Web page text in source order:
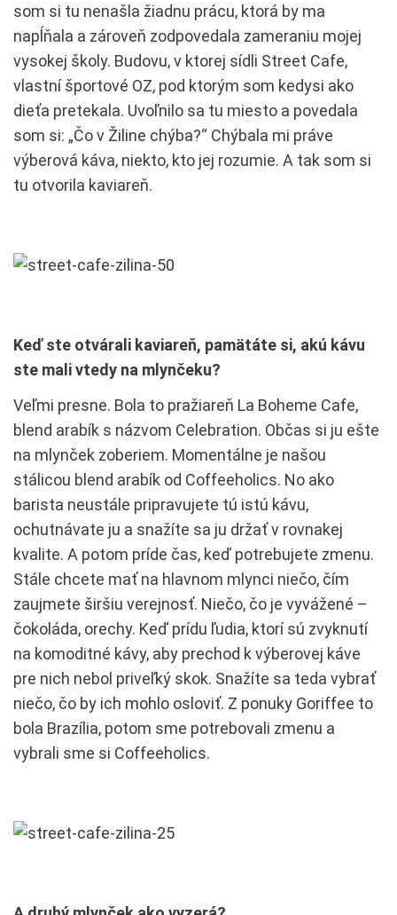
som si tu nenašla žiadnu prácu, ktorá by ma
napĺňala a zároveň zodpovedala zameraniu mojej
vysokej školy. Budovu, v ktorej sídli Street Cafe,
vlastní športové OZ, pod ktorým som kedysi ako
dieťa pretekala. Uvoľnilo sa tu miesto a povedala
som si: „Čo v Žiline chýba?“ Chýbala mi práve
výberová káva, niekto, kto jej rozumie. A tak som si
tu otvorila kaviareň.
Keď ste otvárali kaviareň, pamätáte si, akú kávu
ste mali vtedy na mlynčeku?
Veľmi presne. Bola to pražiareň La Boheme Cafe,
blend arabík s názvom Celebration. Občas si ju ešte
na mlynček zoberiem. Momentálne je našou
stálicou blend arabík od Coffeeholics. No ako
barista neustále pripravujete tú istú kávu,
ochutnávate ju a snažíte sa ju držať v rovnakej
kvalite. A potom príde čas, keď potrebujete zmenu.
Stále chcete mať na hlavnom mlynci niečo, čím
zaujmete širšiu verejnosť. Niečo, čo je vyvážené –
čokoláda, orechy. Keď prídu ľudia, ktorí sú zvyknutí
na komoditné kávy, aby prechod k výberovej káve
pre nich nebol priveľký skok. Snažíte sa teda vybrať
niečo, čo by ich mohlo osloviť. Z ponuky Goriffee to
bola Brazília, potom sme potrebovali zmenu a
vybrali sme si Coffeeholics.